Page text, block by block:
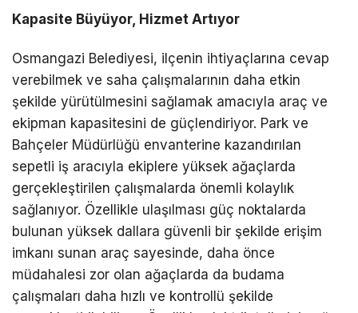
Kapasite Büyüyor, Hizmet Artıyor
Osmangazi Belediyesi, ilçenin ihtiyaçlarına cevap
verebilmek ve saha çalışmalarının daha etkin
şekilde yürütülmesini sağlamak amacıyla araç ve
ekipman kapasitesini de güçlendiriyor. Park ve
Bahçeler Müdürlüğü envanterine kazandırılan
sepetli iş aracıyla ekiplere yüksek ağaçlarda
gerçekleştirilen çalışmalarda önemli kolaylık
sağlanıyor. Özellikle ulaşılması güç noktalarda
bulunan yüksek dallara güvenli bir şekilde erişim
imkanı sunan araç sayesinde, daha önce
müdahalesi zor olan ağaçlarda da budama
çalışmaları daha hızlı ve kontrollü şekilde